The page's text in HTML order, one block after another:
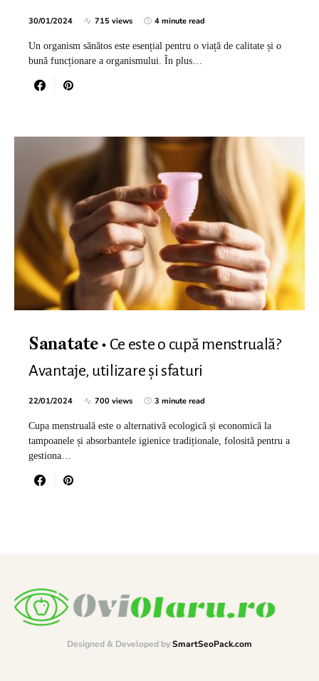
30/01/2024 715 views 4 minute read
Un organism sănătos este esențial pentru o viață de calitate și o
bună funcționare a organismului. În plus…
Sanatate
Ce este o cupă menstruală?
Avantaje, utilizare și sfaturi
22/01/2024 700 views 3 minute read
Cupa menstruală este o alternativă ecologică și economică la
tampoanele și absorbantele igienice tradiționale, folosită pentru a
gestiona…
Designed & Developed bySmartSeoPack.com